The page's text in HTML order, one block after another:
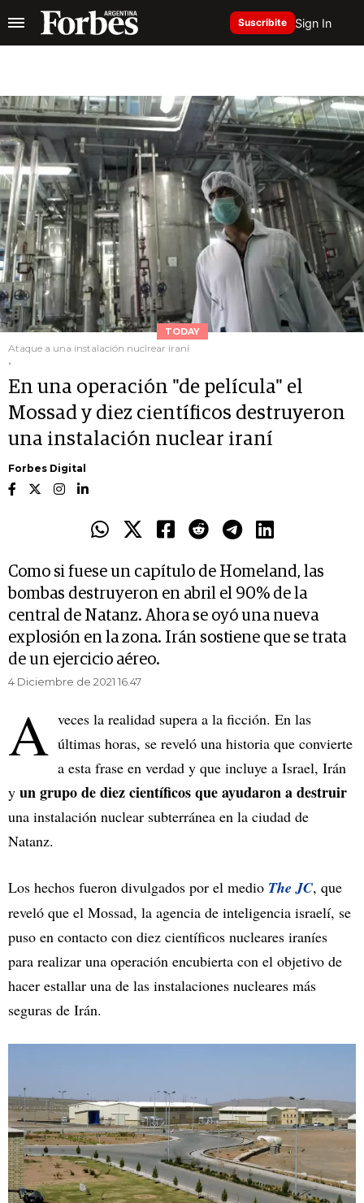
Suscribite Sign In
TODAY
Ataque a una instalación nuclrear iraní
.
En una operación "de película" el
Mossad y diez científicos destruyeron
una instalación nuclear iraní
Forbes Digital
Como si fuese un capítulo de Homeland, las
bombas destruyeron en abril el 90% de la
central de Natanz. Ahora se oyó una nueva
explosión en la zona. Irán sostiene que se trata
de un ejercicio aéreo.
4 Diciembre de 2021 16.47
A veces la realidad supera a la ficción. En las
últimas horas, se reveló una historia que convierte
a esta frase en verdad y que incluye a Israel, Irán
y un grupo de diez científicos que ayudaron a destruir
una instalación nuclear subterránea en la ciudad de
Natanz.
Los hechos fueron divulgados por el medio The JC, que
reveló que el Mossad, la agencia de inteligencia israelí, se
puso en contacto con diez científicos nucleares iraníes
para realizar una operación encubierta con el objetivo de
hacer estallar una de las instalaciones nucleares más
seguras de Irán.